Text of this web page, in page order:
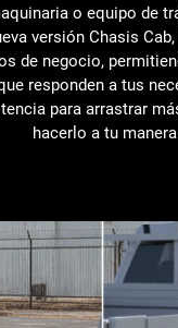
o equipo de
versión Chasis
de negocio,
responden a tus
para arrastrar
hacerlo a tu